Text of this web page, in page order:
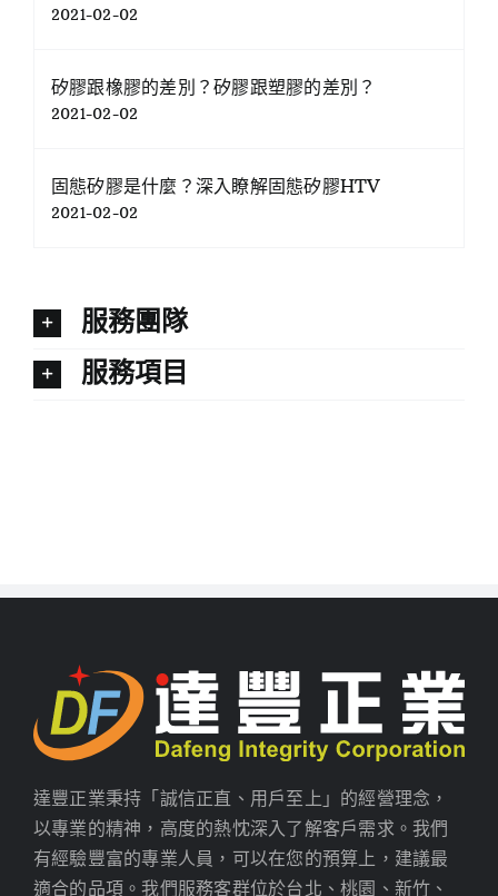
2021-02-02
矽膠跟橡膠的差別？矽膠跟塑膠的差別？
2021-02-02
固態矽膠是什麼？深入瞭解固態矽膠HTV
2021-02-02
服務團隊
服務項目
達豐正業秉持「誠信正直、用戶至上」的經營理念，
以專業的精神，高度的熱忱深入了解客戶需求。我們
有經驗豐富的專業人員，可以在您的預算上，建議最
適合的品項。我們服務客群位於台北、桃園、新竹、